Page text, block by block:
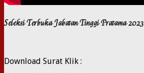
Seleksi Terbuka Jabatan Tinggi Pratama 2023
Download Surat Klik :